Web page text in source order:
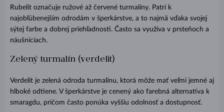
Rubelit označuje ružové až červené turmalíny. Patrí k
najobľúbenejším odrodám v šperkárstve, a to najmä vďaka svojej
sýtej farbe a dobrej priehľadnosti. Často sa využíva v prsteňoch a
náušniciach.
Zelený turmalín (verdelit)
Verdelit je zelená odroda turmalínu, ktorá môže mať veľmi jemné aj
hlboké odtiene. V šperkárstve je cenený ako farebná alternatíva k
smaragdu, pričom často ponúka vyššiu odolnosť a dostupnosť.